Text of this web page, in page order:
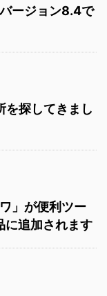
ージョン8.4で
を探してきまし
」が便利ツー
に追加されます